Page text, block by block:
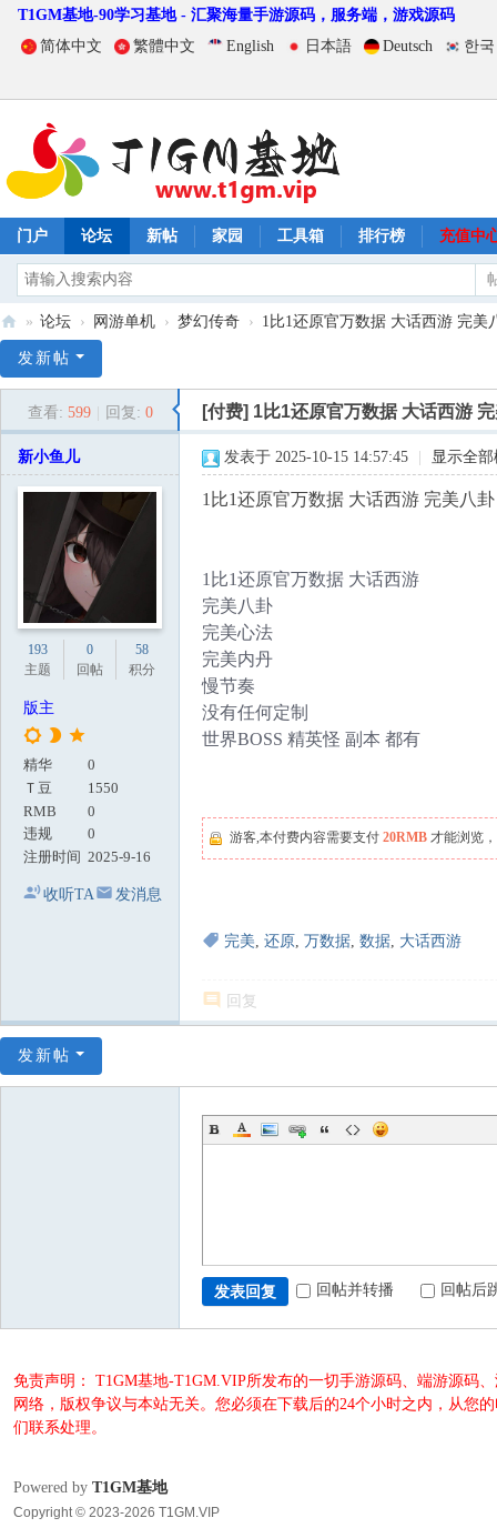
T1GM基地-90学习基地 - 汇聚海量手游源码，服务端，游戏源码
简体中文
繁體中文 English 日本語 Deutsch 한
门户 论坛 新帖 家园 工具箱 排行榜 充值中
1
» 论坛 › 网游单机 › 梦幻传奇 › 1比1还原官万数据 大话西游 完美
发新帖
查看: 599 回复: 0 [付费] 1比1还原官万数据 大话西游
新小鱼儿
193
主题
0
回帖
58
积分
版主
精华
0
Ｔ豆
1550
RMB
0
违规
0
注册时间 2025-9-16
收听TA 发消息
发表于 2025-10-15 14:57:45 显示全
1比1还原官万数据 大话西游 完美八
1比1还原官万数据 大话西游
完美八卦
完美心法
完美内丹
慢节奏
没有任何定制
世界BOSS 精英怪 副本 都有
游客,本付费内容需要支付 20RMB 才能浏览
完美, 还原, 万数据, 数据, 大话西游
回复
发新帖
发表回复 回帖并转播 回帖后
免责声明： T1GM基地-T1GM.VIP所发布的一切手游源码、端游源码
网络，版权争议与本站无关。您必须在下载后的24个小时之内，从您
们联系处理。
Powered by T1GM基地
Copyright © 2023-2026 T1GM.VIP